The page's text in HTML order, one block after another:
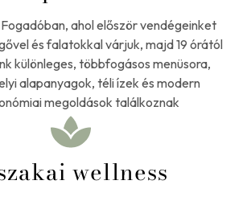
ahol először vendégeinket
és falatokkal várjuk, majd 19 órától
különleges, többfogásos menüsora,
alapanyagok, téli ízek és modern
megoldások találkoznak
wellness